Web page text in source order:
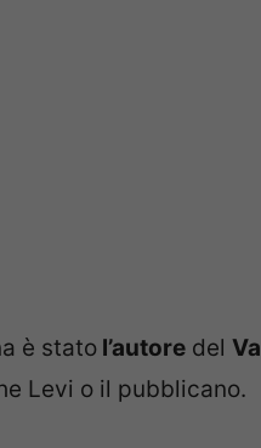
è stato l’autore del
Levi o il pubblicano.